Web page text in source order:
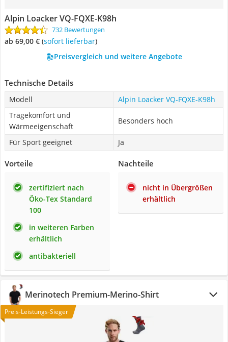
Alpin Loacker VQ-FQXE-K98h
732 Bewertungen
ab 69,00 € ( Sofort lieferbar)
Preisvergleich und weitere Angebote
Technische Details
Modell
Alpin Loacker VQ-FQXE-K98h
Tragekomfort und
Wärmeeigenschaft
Besonders hoch
Für Sport geeignet Ja
Vorteile
zertifiziert nach
Öko-Tex Standard
100
in weiteren Farben
erhältlich
antibakteriell
Nachteile
nicht in Übergrößen
erhältlich
Merinotech Premium-Merino-Shirt
Preis-Leistungs-Sieger